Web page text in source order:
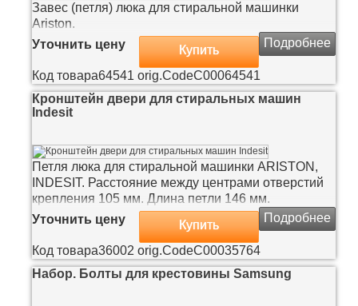
Завес (петля) люка для стиральной машинки
Ariston.
Уточнить цену
Подробнее
Купить
Код товара64541 orig.CodeC00064541
Кронштейн двери для стиральных машин
Indesit
Петля люка для стиральной машинки ARISTON,
INDESIT. Расстояние между центрами отверстий
крепления 105 мм. Длина петли 146 мм.
Уточнить цену
Подробнее
Купить
Код товара36002 orig.CodeC00035764
Набор. Болты для крестовины Samsung